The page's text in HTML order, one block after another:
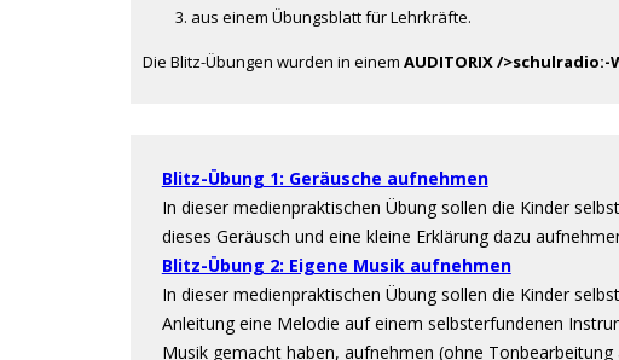
aus einem Übungsblatt für Lehrkräfte.
Die Blitz-Übungen wurden in einem AUDITORIX />schulradio:-
Blitz-Übung 1: Geräusche aufnehmen
In dieser medienpraktischen Übung sollen die Kinder
dieses Geräusch und eine kleine Erklärung dazu
Blitz-Übung 2: Eigene Musik aufnehmen
In dieser medienpraktischen Übung sollen die Kinder
Anleitung eine Melodie auf einem selbsterfundenen
Musik gemacht haben, aufnehmen (ohne Tonbearbeitung